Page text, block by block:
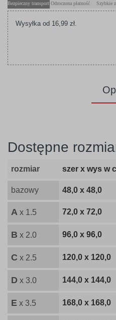
Bezpieczny transport Odroczona płatność Szybkie
Wysyłka od 16,99 zł.
Dostępne
rozmiar szer x wys w
bazowy 48,0 x 48,0
A x 1.5 72,0 x 72,0
B x 2.0 96,0 x 96,0
C x 2.5 120,0 x 120,0
D x 3.0 144,0 x 144,0
E x 3.5 168,0 x 168,0